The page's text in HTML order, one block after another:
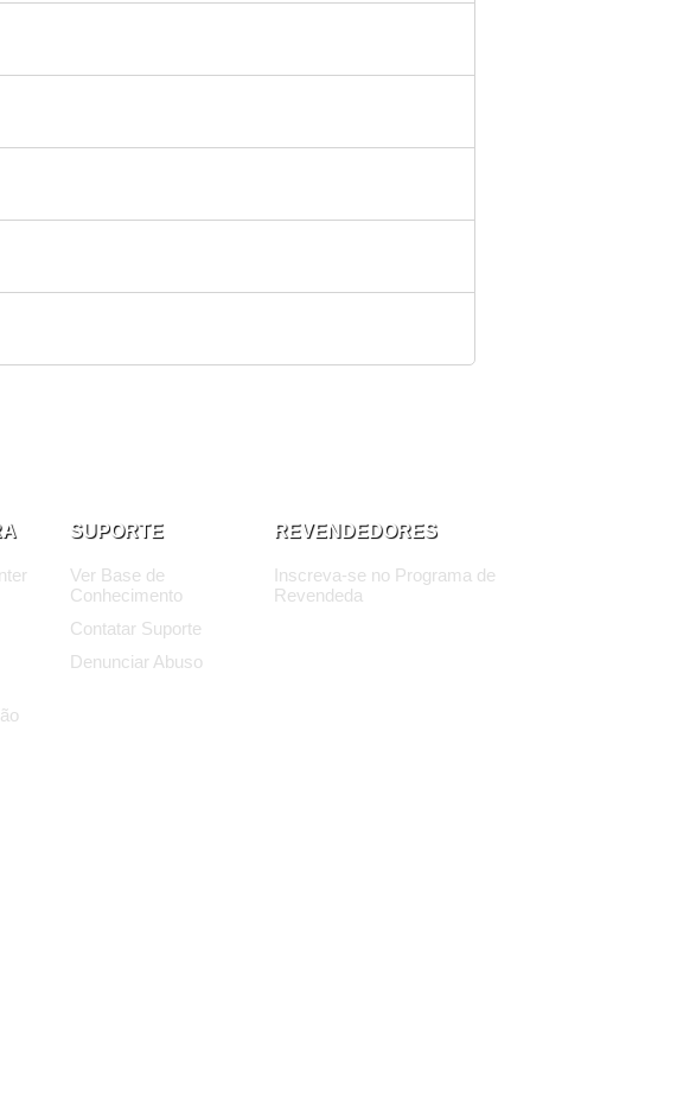
SUPORTE
Ver Base de
Conhecimento
Contatar Suporte
Denunciar Abuso
REVENDEDORES
Inscreva-se no Programa de
Revendeda